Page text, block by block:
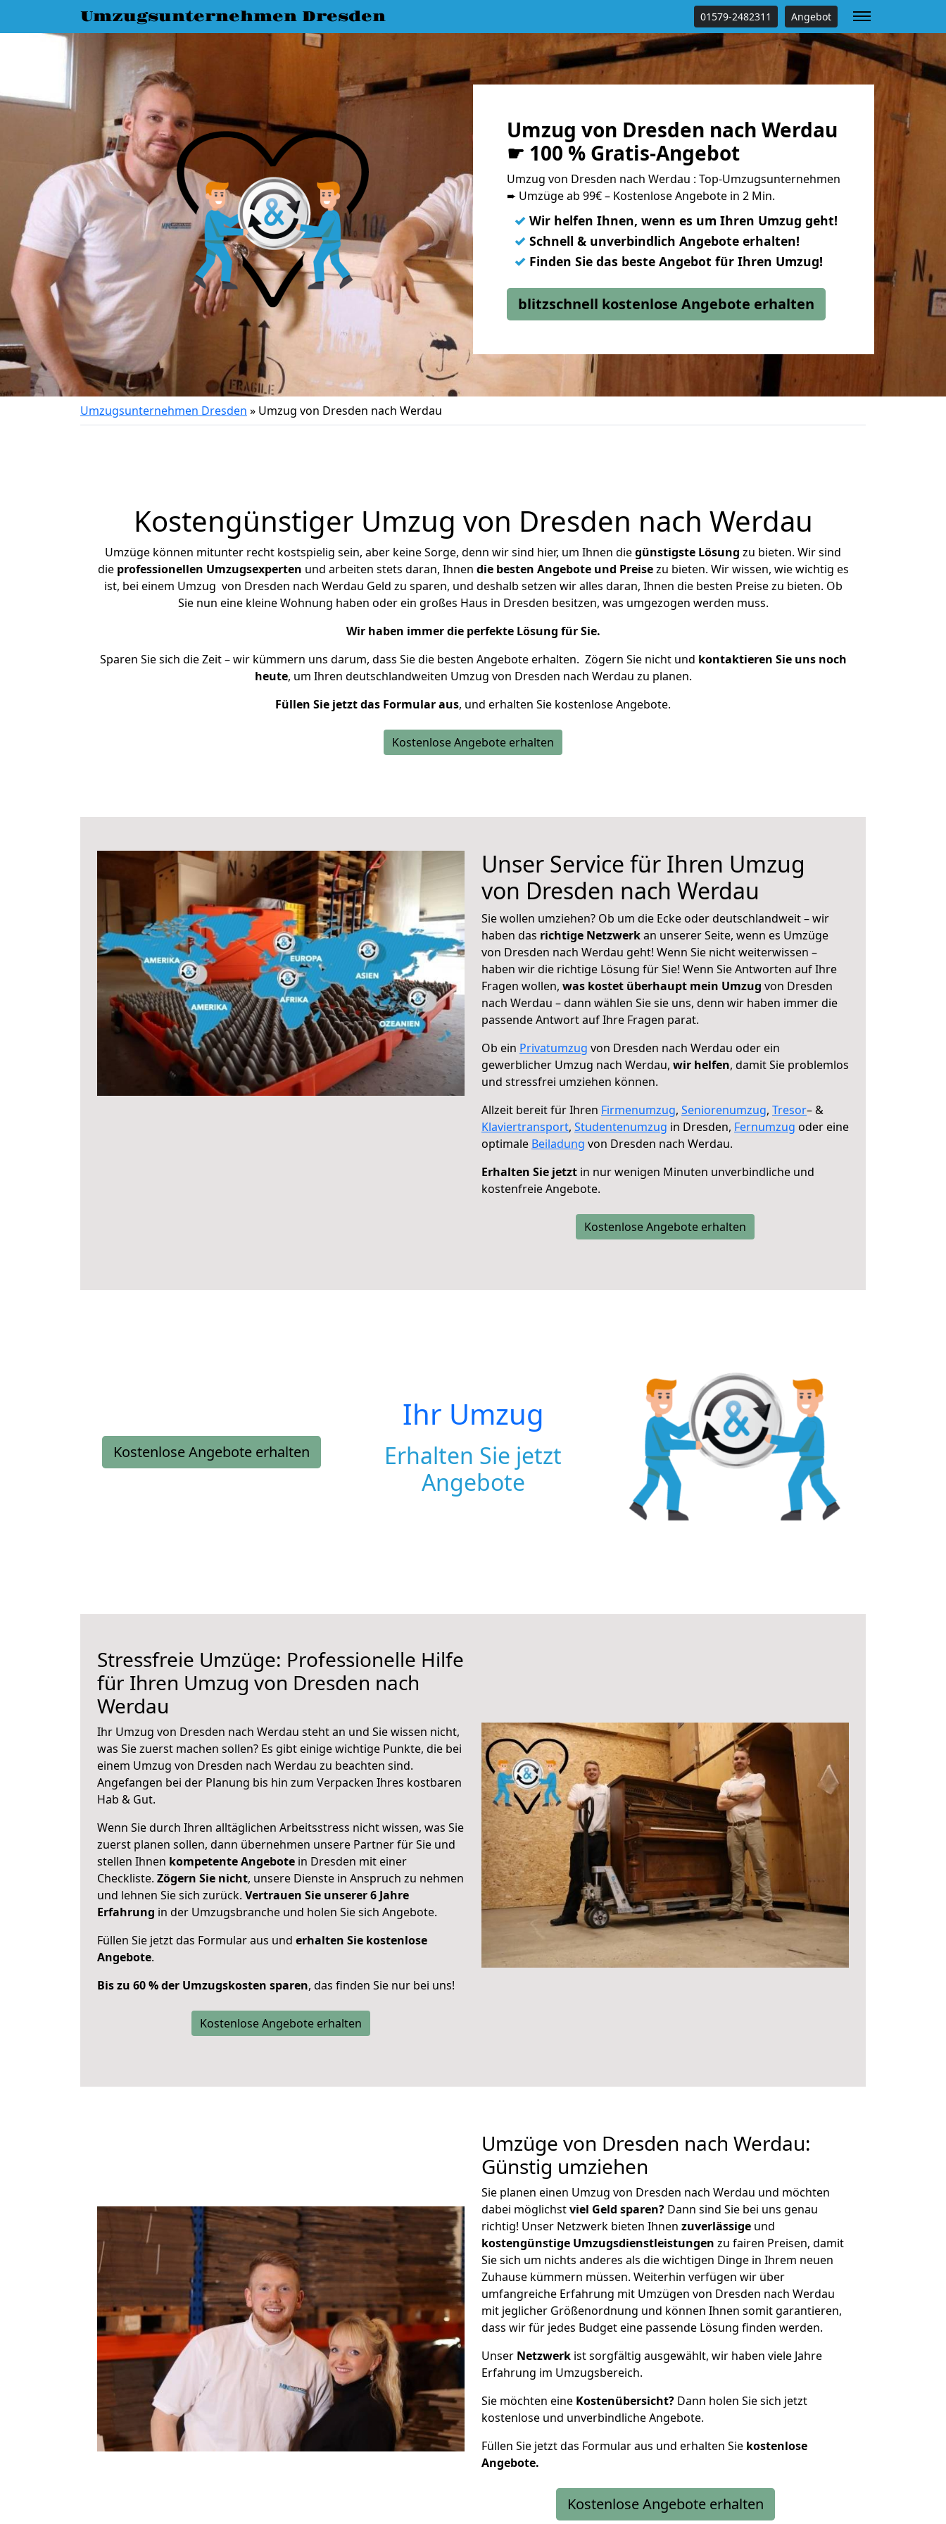
Umzugsunternehmen Dresden 01579-2482311 Angebot
Umzug von Dresden nach Werdau
☛ 100 % Gratis-Angebot
Umzug von Dresden nach Werdau : Top-Umzugsunternehmen
➨ Umzüge ab 99€ – Kostenlose Angebote in 2 Min.
✓ Wir helfen Ihnen, wenn es um Ihren Umzug geht!
✓ Schnell & unverbindlich Angebote erhalten!
✓ Finden Sie das beste Angebot für Ihren Umzug!
blitzschnell kostenlose Angebote erhalten
Umzugsunternehmen Dresden » Umzug von Dresden nach Werdau
Kostengünstiger Umzug von Dresden nach Werdau
Umzüge können mitunter recht kostspielig sein, aber keine Sorge, denn wir sind hier, um Ihnen diegünstigste Lösung zu bieten. Wir sind
die professionellen Umzugsexperten und arbeiten stets daran, Ihnen die besten Angebote und Preisezu bieten. Wir wissen, wie wichtig es
ist, bei einem Umzug von Dresden nach Werdau Geld zu sparen, und deshalb setzen wir alles daran, Ihnen die besten Preise zu bieten. Ob
Sie nun eine kleine Wohnung haben oder ein großes Haus in Dresden besitzen, was umgezogen werden muss.
Wir haben immer die perfekte Lösung für Sie.
Sparen Sie sich die Zeit – wir kümmern uns darum, dass Sie die besten Angebote erhalten. Zögern Sie nicht und kontaktieren Sie uns noch
heute, um Ihren deutschlandweiten Umzug von Dresden nach Werdau zu planen.
Füllen Sie jetzt das Formular aus, und erhalten Sie kostenlose Angebote.
Kostenlose Angebote erhalten
Unser Service für Ihren Umzug
von Dresden nach Werdau
Sie wollen umziehen? Ob um die Ecke oder deutschlandweit – wir
haben das richtige Netzwerkan unserer Seite, wenn es Umzüge
von Dresden nach Werdau geht! Wenn Sie nicht weiterwissen –
haben wir die richtige Lösung für Sie! Wenn Sie Antworten auf Ihre
Fragen wollen, was kostet überhaupt mein Umzug von Dresden
nach Werdau – dann wählen Sie sie uns, denn wir haben immer die
passende Antwort auf Ihre Fragen parat.
Ob ein Privatumzug von Dresden nach Werdau oder ein
gewerblicher Umzug nach Werdau, wir helfen, damit Sie problemlos
und stressfrei umziehen können.
Allzeit bereit für Ihren Firmenumzug, Seniorenumzug, Tresor– &
Klaviertransport, Studentenumzug in Dresden, Fernumzug oder eine
optimale Beiladung von Dresden nach Werdau.
Erhalten Sie jetzt in nur wenigen Minuten unverbindliche und
kostenfreie Angebote.
Kostenlose Angebote erhalten
Kostenlose Angebote erhalten
Ihr Umzug
Erhalten Sie jetzt
Angebote
Stressfreie Umzüge: Professionelle Hilfe
für Ihren Umzug von Dresden nach
Werdau
Ihr Umzug von Dresden nach Werdau steht an und Sie wissen nicht,
was Sie zuerst machen sollen? Es gibt einige wichtige Punkte, die bei
einem Umzug von Dresden nach Werdau zu beachten sind.
Angefangen bei der Planung bis hin zum Verpacken Ihres kostbaren
Hab & Gut.
Wenn Sie durch Ihren alltäglichen Arbeitsstress nicht wissen, was Sie
zuerst planen sollen, dann übernehmen unsere Partner für Sie und
stellen Ihnen kompetente Angebote in Dresden mit einer
Checkliste. Zögern Sie nicht, unsere Dienste in Anspruch zu nehmen
und lehnen Sie sich zurück. Vertrauen Sie unserer 6 Jahre
Erfahrung in der Umzugsbranche und holen Sie sich Angebote.
Füllen Sie jetzt das Formular aus und erhalten Sie kostenlose
Angebote.
Bis zu 60 % der Umzugskosten sparen, das finden Sie nur bei uns!
Kostenlose Angebote erhalten
Umzüge von Dresden nach Werdau:
Günstig umziehen
Sie planen einen Umzug von Dresden nach Werdau und möchten
dabei möglichstviel Geld sparen? Dann sind Sie bei uns genau
richtig! Unser Netzwerk bieten Ihnen zuverlässige und
kostengünstige Umzugsdienstleistungen zu fairen Preisen, damit
Sie sich um nichts anderes als die wichtigen Dinge in Ihrem neuen
Zuhause kümmern müssen. Weiterhin verfügen wir über
umfangreiche Erfahrung mit Umzügen von Dresden nach Werdau
mit jeglicher Größenordnung und können Ihnen somit garantieren,
dass wir für jedes Budget eine passende Lösung finden werden.
Unser Netzwerk ist sorgfältig ausgewählt, wir haben viele Jahre
Erfahrung im Umzugsbereich.
Sie möchten eine Kostenübersicht? Dann holen Sie sich jetzt
kostenlose und unverbindliche Angebote.
Füllen Sie jetzt das Formular aus und erhalten Sie kostenlose
Angebote.
Kostenlose Angebote erhalten